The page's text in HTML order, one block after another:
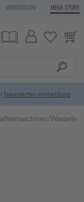
VERMIETUNG MEGA STORE